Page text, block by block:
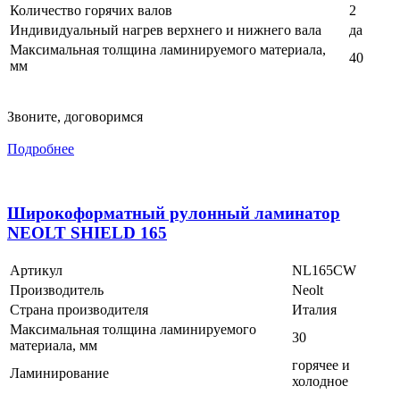
Количество горячих валов
2
Индивидуальный нагрев верхнего и нижнего вала
да
Максимальная толщина ламинируемого материала,
мм
40
Звоните, договоримся
Подробнее
Широкоформатный рулонный ламинатор
NEOLT SHIELD 165
Артикул
NL165CW
Производитель
Neolt
Страна производителя
Италия
Максимальная толщина ламинируемого
материала, мм
30
Ламинирование
горячее и
холодное